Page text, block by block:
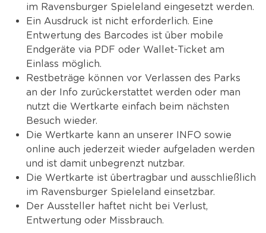
im Ravensburger Spieleland eingesetzt werden.
Ein Ausdruck ist nicht erforderlich. Eine
Entwertung des Barcodes ist über mobile
Endgeräte via PDF oder Wallet-Ticket am
Einlass möglich.
Restbeträge können vor Verlassen des Parks
an der Info zurückerstattet werden oder man
nutzt die Wertkarte einfach beim nächsten
Besuch wieder.
Die Wertkarte kann an unserer INFO sowie
online auch jederzeit wieder aufgeladen werden
und ist damit unbegrenzt nutzbar.
Die Wertkarte ist übertragbar und ausschließlich
im Ravensburger Spieleland einsetzbar.
Der Aussteller haftet nicht bei Verlust,
Entwertung oder Missbrauch.